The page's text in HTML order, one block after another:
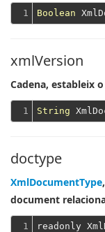
1 Boolean
xmlVersion
Cadena, estableix
1 String
doctype
XmlDocumentType
document
1